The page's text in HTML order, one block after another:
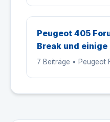
Peugeot 405
Break und einige
7 Beiträge • Peugeot